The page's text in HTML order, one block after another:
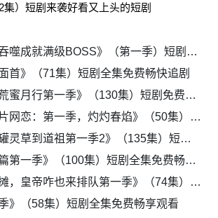
集）短剧来袭好看又上头的短剧
《开局骷髅小兵吞噬成就满级BOSS》（第一季）短剧全集免费畅快观看
首》（71集）短剧全集免费畅快追剧
《王爷王妃，逃荒蜜月行第一季》（130集）短剧免费全集畅快看
《用校花室友照片网恋：第一季，灼灼春焰》（50集）短剧全集免费畅享
《凡人修仙之一罐灵草到道祖第一季2》（135集）短剧全集免费畅享观看
《聚宝仙盆灵界篇第一季》（100集）短剧全集免费畅享观看
《书院后街摆吃摊，皇帝咋也来排队第一季》（74集）短剧全集免费畅享
》（58集）短剧全集免费畅享观看